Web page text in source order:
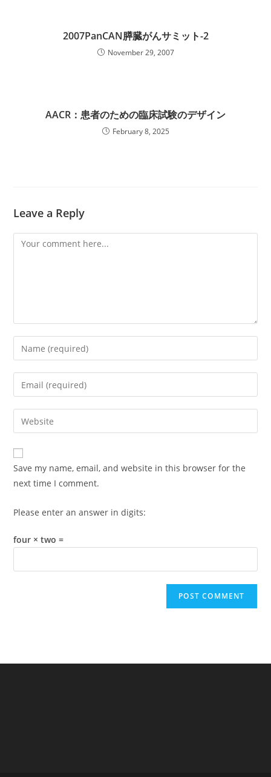
2007PanCAN膵臓がんサミット-2
November 29, 2007
AACR：患者のための臨床試験のデザイン
February 8, 2025
Leave a Reply
Comment
Enter
your
name
comment
Enter
your
email
address
comment
Enter
your
website
URL
(optional)
Save my name, email, and website in this browser for the
next time I comment.
Please enter an answer in digits:
four × two =